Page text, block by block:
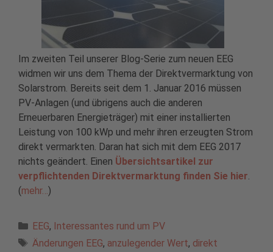
Im zweiten Teil unserer Blog-Serie zum neuen EEG
widmen wir uns dem Thema der Direktvermarktung von
Solarstrom. Bereits seit dem 1. Januar 2016 müssen
PV-Anlagen (und übrigens auch die anderen
Erneuerbaren Energieträger) mit einer installierten
Leistung von 100 kWp und mehr ihren erzeugten Strom
direkt vermarkten. Daran hat sich mit dem EEG 2017
nichts geändert. Einen Übersichtsartikel zur
verpflichtenden Direktvermarktung finden Sie hier.
(mehr…)
Kategorien
EEG, Interessantes rund um PV
Schlagwörter
Änderungen EEG, anzulegender Wert, direkt